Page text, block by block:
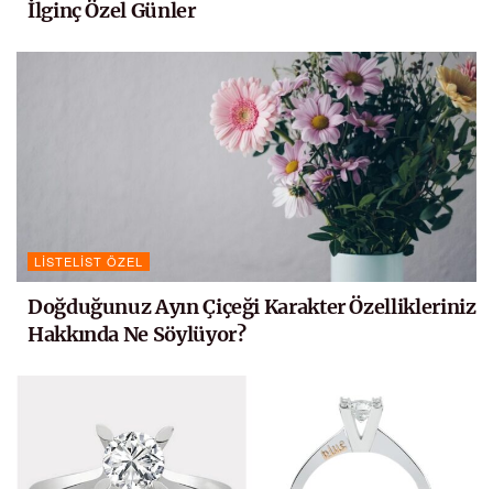
İlginç Özel Günler
LISTELIST ÖZEL
Doğduğunuz Ayın Çiçeği Karakter Özellikleriniz
Hakkında Ne Söylüyor?